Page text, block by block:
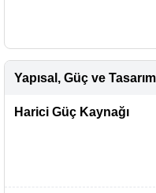
Yapısal, Güç ve
Harici Güç Kaynağı